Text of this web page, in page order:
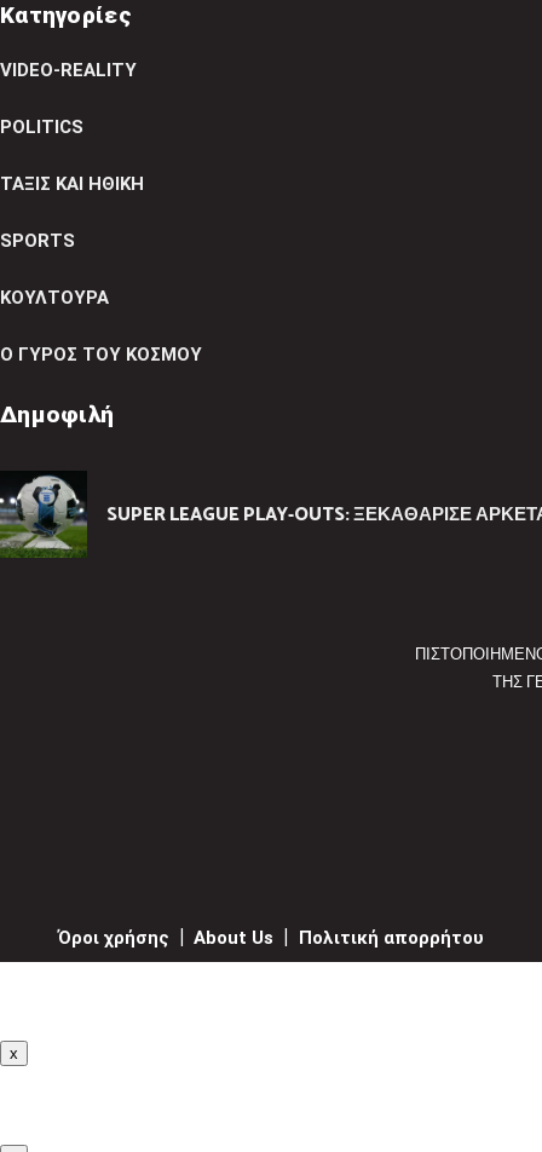
Κατηγορίες
VIDEO-REALITY
POLITICS
ΤΑΞΙΣ ΚΑΙ ΗΘΙΚΗ
SPORTS
ΚΟΥΛΤΟΥΡΑ
Ο ΓΥΡΟΣ ΤΟΥ ΚΟΣΜΟΥ
Δημοφιλή
SUPER LEAGUE PLAY-OUTS: ΞΕΚΑΘΆΡΙΣΕ
ΤΗΣ
Όροι χρήσης About Us Πολιτική απορρήτου
x